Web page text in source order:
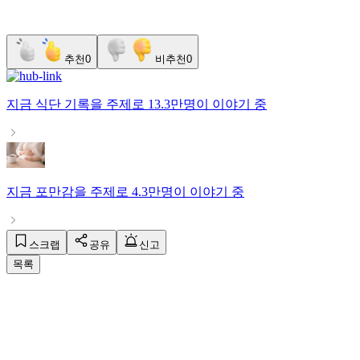
추천0 비추천0
지금 식단 기록을 주제로 13.3만명이 이야기 중
지금 포만감을 주제로 4.3만명이 이야기 중
스크랩 공유
신고
목록